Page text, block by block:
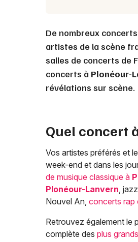
De nombreux
artistes de la scène
salles de concerts de
concerts à Plonéour-
révélations sur scène.
Quel concert
Vos artistes préférés et
week-end et dans les
de musique classique à
Plonéour-Lanvern,
Nouvel An, concerts rap
Retrouvez également le
complète des plus